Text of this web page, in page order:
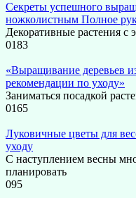
Секреты успешного
ножколистным Полное
Декоративные растения с
0183
«Выращивание деревьев
рекомендации по уходу»
Заниматься посадкой
0165
Луковичные цветы для
уходу
С наступлением весны
планировать
095